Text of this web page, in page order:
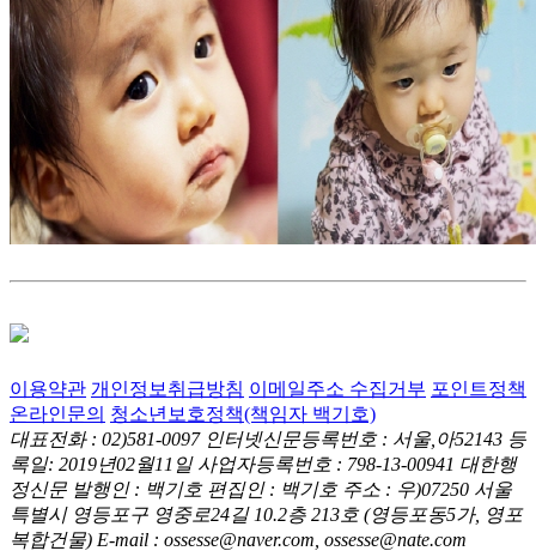
이용약관 개인정보취급방침 이메일주소 수집거부 포인트정책
온라인문의 청소년보호정책(책임자 백기호)
대표전화 : 02)581-0097 인터넷신문등록번호 : 서울,아52143 등
록일: 2019년02월11일 사업자등록번호 : 798-13-00941 대한행
정신문 발행인 : 백기호 편집인 : 백기호 주소 : 우)07250 서울
특별시 영등포구 영중로24길 10.2층 213호 (영등포동5가, 영포
복합건물) E-mail : ossesse@naver.com, ossesse@nate.com